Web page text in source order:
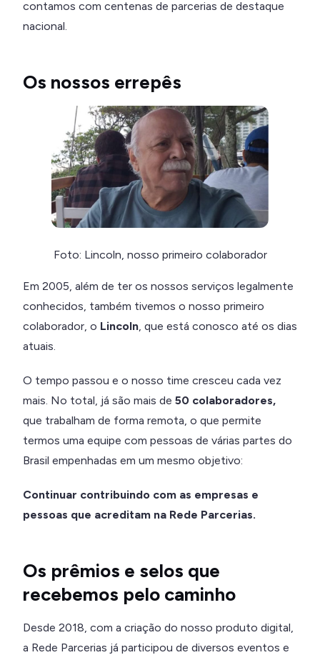
contamos com centenas de parcerias de destaque
nacional.
Os nossos errepês
Foto: Lincoln, nosso primeiro colaborador
Em 2005, além de ter os nossos serviços legalmente
conhecidos, também tivemos o nosso primeiro
colaborador, o Lincoln , que está conosco até os dias
atuais.
O tempo passou e o nosso time cresceu cada vez
mais. No total, já são mais de 50 colaboradores,
que trabalham de forma remota, o que permite
termos uma equipe com pessoas de várias partes do
Brasil empenhadas em um mesmo objetivo:
Continuar contribuindo com as empresas e
pessoas que acreditam na Rede Parcerias.
Os prêmios e selos que
recebemos pelo caminho
Desde 2018, com a criação do nosso produto digital,
a Rede Parcerias já participou de diversos eventos e